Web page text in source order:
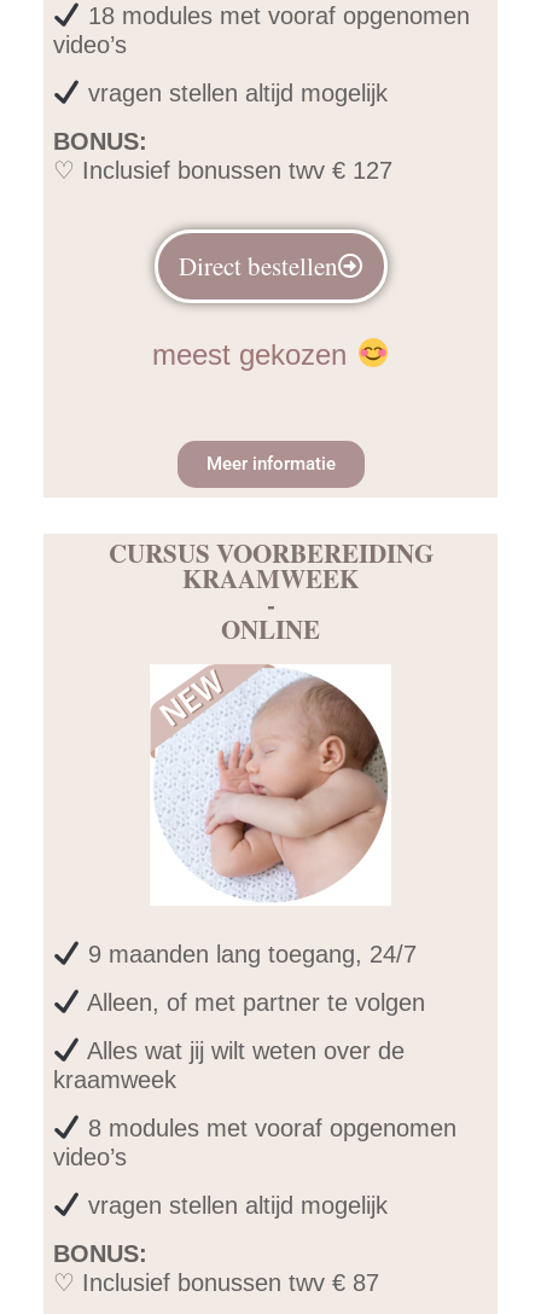
18 modules met vooraf opgenomen
video’s
vragen stellen altijd mogelijk
BONUS:
♡ Inclusief bonussen twv € 127
Direct bestellen
meest gekozen
Meer informatie
CURSUS VOORBEREIDING
KRAAMWEEK
-
ONLINE
9 maanden lang toegang, 24/7
Alleen, of met partner te volgen
Alles wat jij wilt weten over de
kraamweek
8 modules met vooraf opgenomen
video’s
vragen stellen altijd mogelijk
BONUS:
♡ Inclusief bonussen twv € 87